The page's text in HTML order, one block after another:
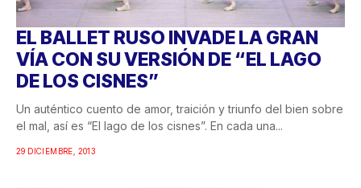
EL BALLET RUSO INVADE LA GRAN
VÍA CON SU VERSIÓN DE “EL LAGO
DE LOS CISNES”
Un auténtico cuento de amor, traición y triunfo del bien sobre
el mal, así es “El lago de los cisnes”. En cada una...
29 DICIEMBRE, 2013